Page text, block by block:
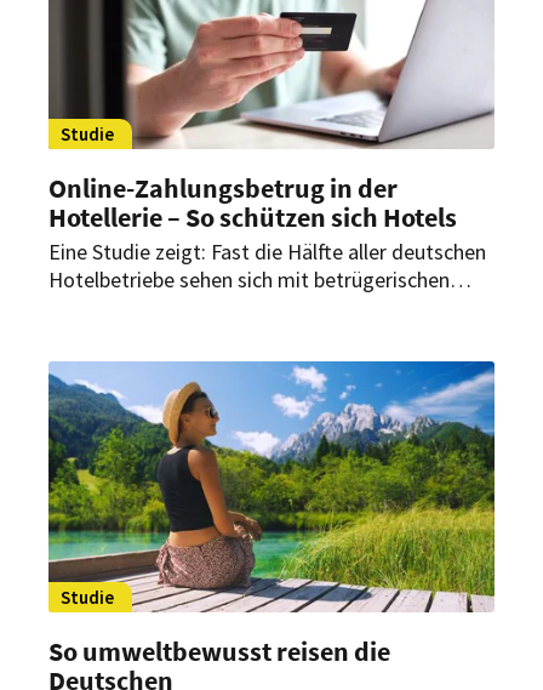
Studie
Online-Zahlungsbetrug in der
Hotellerie – So schützen sich Hotels
Eine Studie zeigt: Fast die Hälfte aller deutschen
Hotelbetriebe sehen sich mit betrügerischen
führen zu finanziellen Schäden. Wie sich Hotels
schützen können.
Studie
So umweltbewusst reisen die
Deutschen